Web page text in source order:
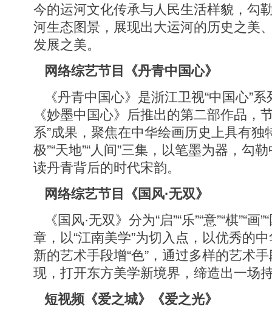
今的运河文化传承与人民生活样貌，勾
河生态图景，展现出大运河的历史之美
发展之美。
网络综艺节目《丹青中国心》
《丹青中国心》是浙江卫视“中国心”
《妙墨中国心》后推出的第二部作品，
系”成果，聚焦在中华绘画历史上具有独
极”“天地”“人间”三集，以笔墨为器，勾
读丹青背后的时代宋韵。
网络综艺节目《国风·无双》
《国风·无双》分为“启”“乐”“意”“棋”“画
章，以“江南美学”为切入点，以优秀的
新的艺术手段增“色”，通过多样的艺术
现，打开东方美学新境界，缔造出一场
短视频《爱之城》《爱之光》